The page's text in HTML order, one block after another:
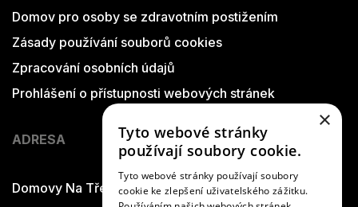
Domov pro osoby se zdravotním postižením
Zásady používání souborů cookies
Zpracování osobních údajů
Prohlášení o přístupnosti webových stránek
ADRESA
Domovy Na Třešňovce
×
Tyto webové stránky
používají soubory cookie.
Tyto webové stránky používají soubory
cookie ke zlepšení uživatelského zážitku.